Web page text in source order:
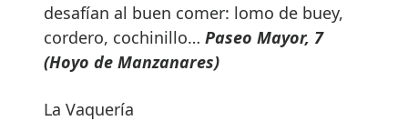
desafían al buen comer: lomo de buey,
cordero, cochinillo… Paseo Mayor, 7
(Hoyo de Manzanares)
La Vaquería